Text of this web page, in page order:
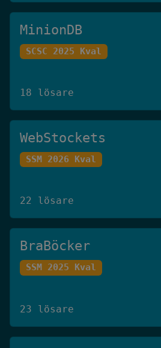
MinionDB
SCSC 2025 Kval
18 lösare
WebStockets
SSM 2026 Kval
22 lösare
BraBöcker
SSM 2025 Kval
23 lösare